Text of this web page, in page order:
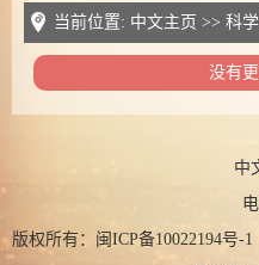
当前位置: 中文主页 >> 科
没有
中
版权所有：闽ICP备10022194